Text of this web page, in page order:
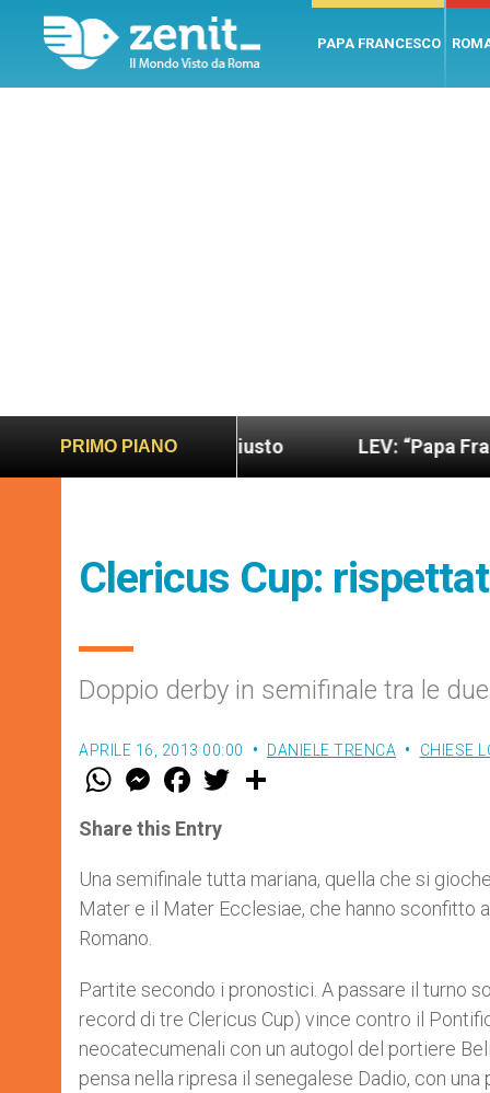
PAPA FRANCESCO
PRIMO PIANO
più sano e giusto LEV: “Papa Francesco.
Clericus Cup:
Doppio derby in semifinale tra le due
APRILE 16, 2013 00:00 DANIELE TRENCA CHIESE
W
t
s
p
p
M
e
s
e
g
e
r
F
a
e
b
o
k
w
r
Share this Entry
Una semifinale tutta mariana, quella che si
Mater e il Mater Ecclesiae, che hanno sconfitto
Romano.
Partite secondo i pronostici. A passare il turno
record di tre Clericus Cup) vince contro il
neocatecumenali con un autogol del portiere
pensa nella ripresa il senegalese Dadio, con